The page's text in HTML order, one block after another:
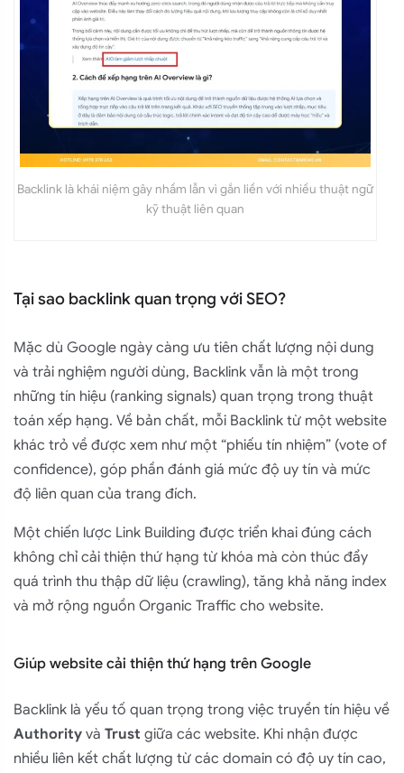
Backlink là khái niệm gây nhầm lẫn vì gắn liền với nhiều thuật ngữ
kỹ thuật liên quan
Tại sao backlink quan trọng với SEO?
Mặc dù Google ngày càng ưu tiên chất lượng nội dung
và trải nghiệm người dùng, Backlink vẫn là một trong
những tín hiệu (ranking signals) quan trọng trong thuật
toán xếp hạng. Về bản chất, mỗi Backlink từ một website
khác trỏ về được xem như một “phiếu tín nhiệm” (vote of
confidence), góp phần đánh giá mức độ uy tín và mức
độ liên quan của trang đích.
Một chiến lược Link Building được triển khai đúng cách
không chỉ cải thiện thứ hạng từ khóa mà còn thúc đẩy
quá trình thu thập dữ liệu (crawling), tăng khả năng index
và mở rộng nguồn Organic Traffic cho website.
Giúp website cải thiện thứ hạng trên Google
Backlink là yếu tố quan trọng trong việc truyền tín hiệu về
Authority và Trust giữa các website. Khi nhận được
nhiều liên kết chất lượng từ các domain có độ uy tín cao,